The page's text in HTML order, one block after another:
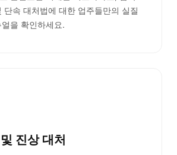
단속 대처법에 대한 업주들만의 실질
을 확인하세요.
진상 대처